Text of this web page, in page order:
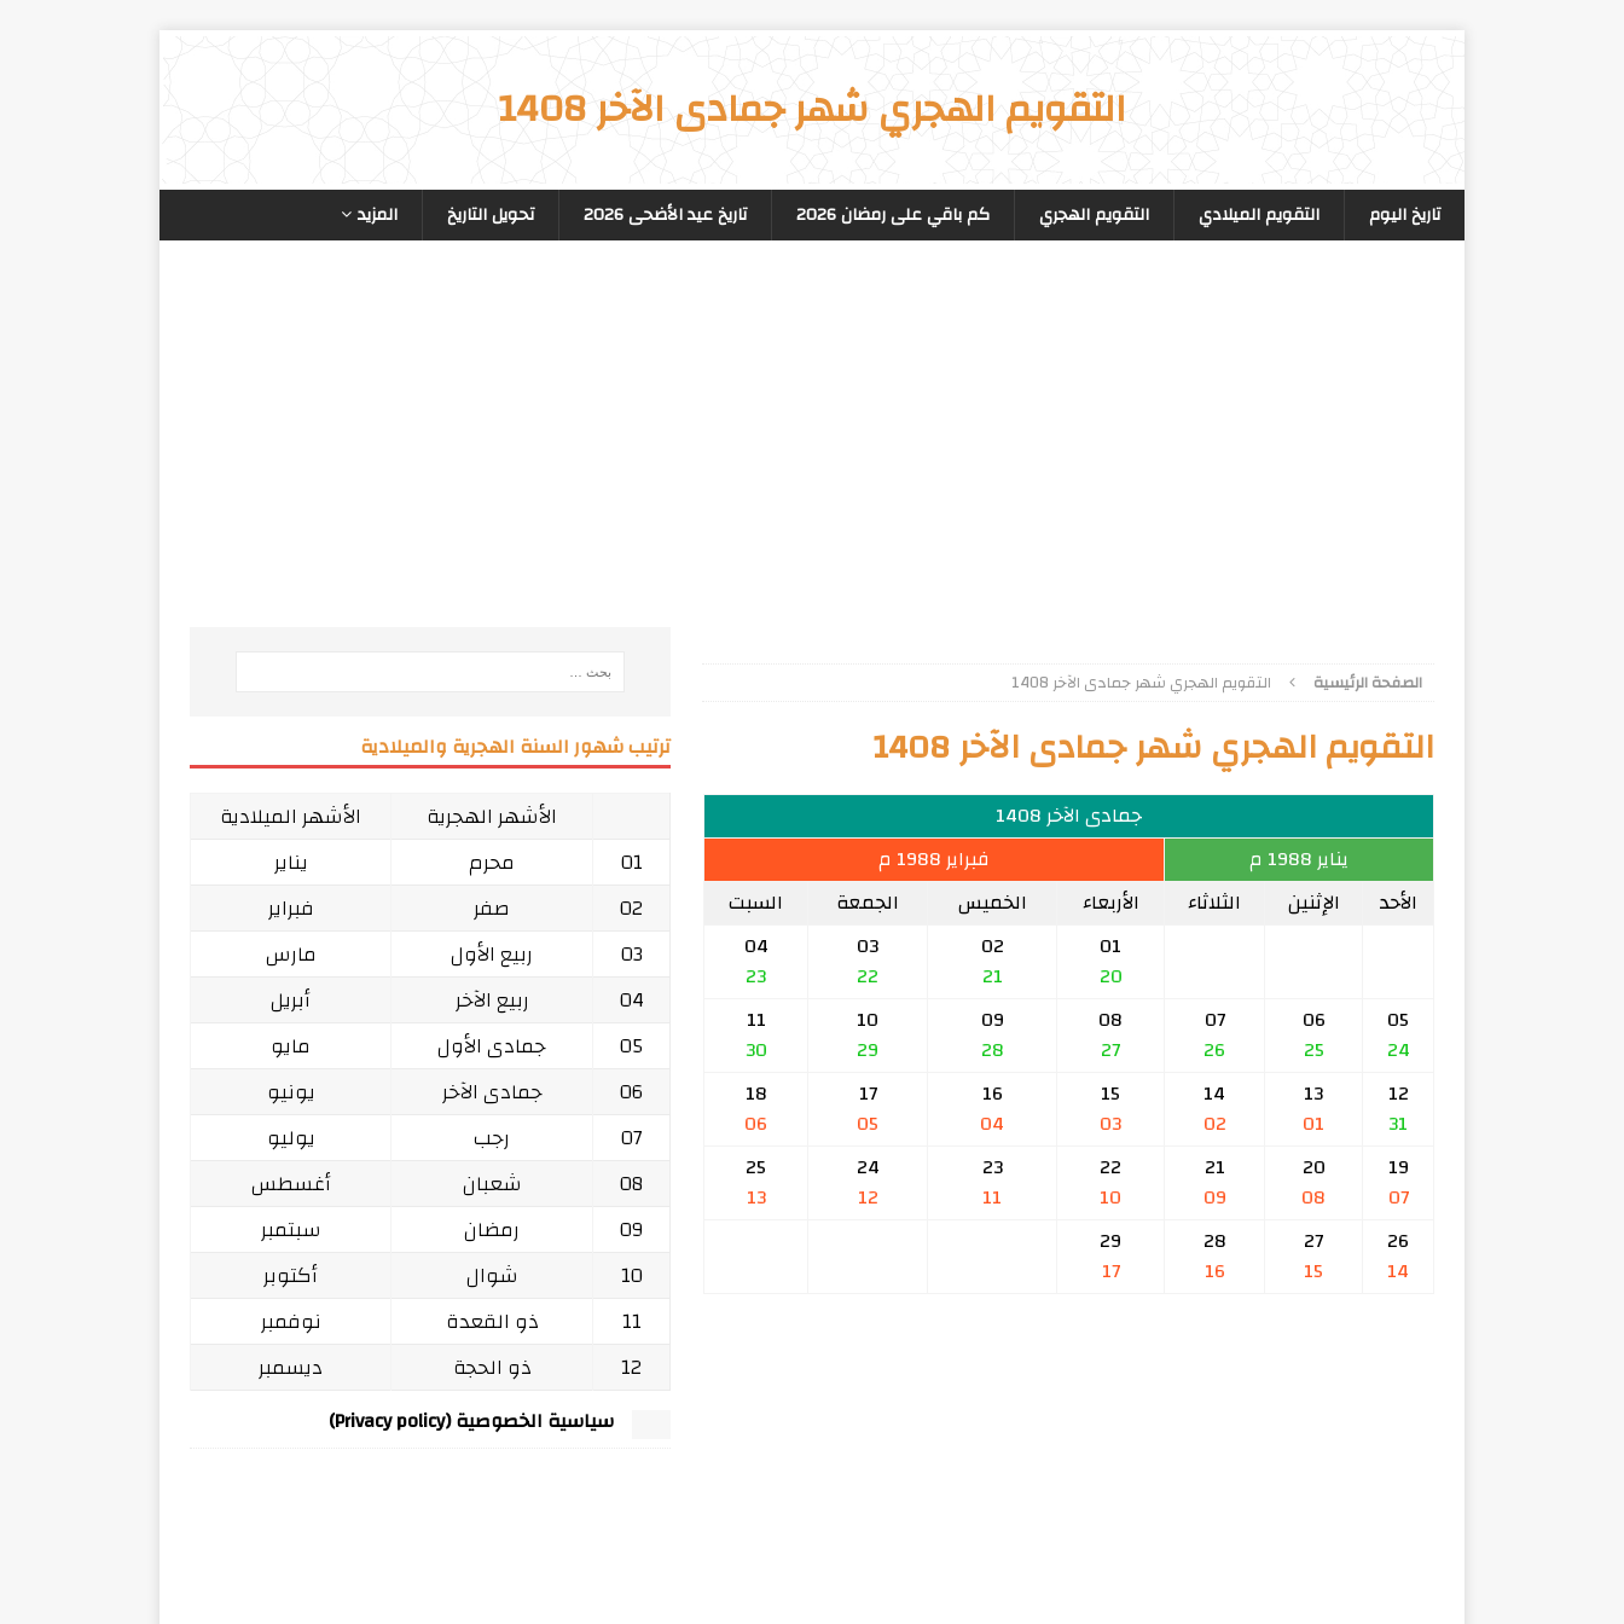
التقويم الهجري شهر جمادى الآخر 1408
تاريخ اليوم التقويم الميلادي التقويم الهجري كم باقي على رمضان 2026 تاريخ عيد الأضحى 2026 تحويل التاريخ المزيد
الصفحة الرئيسية التقويم الهجري شهر جمادى الآخر 1408
التقويم الهجري شهر جمادى الآخر 1408
جمادى الآخر 1408
يناير 1988 م
فبراير 1988 م
الأحد
الإثنين الثلاثاء الأربعاء الخميس الجمعة
السبت
01
20
02
21
03
22
04
23
05
24
06
25
07
26
08
27
09
28
10
29
11
30
12
31
13
01
14
02
15
03
16
04
17
05
18
06
19
07
20
08
21
09
22
10
23
11
24
12
25
13
26
14
27
15
28
16
29
17
ترتيب شهور السنة الهجرية والميلادية
الأشهر الهجرية
الأشهر الميلادية
01
محرم
يناير
02
صفر
فبراير
03
ربيع الأول
مارس
04
ربيع الآخر
أبريل
05
جمادى الأول
مايو
06
جمادى الآخر
يونيو
07
رجب
يوليو
08
شعبان
أغسطس
09
رمضان
سبتمبر
10
شوال
أكتوبر
11
ذو القعدة
نوفمبر
12
ذو الحجة ديسمبر
سياسية الخصوصية (Privacy policy)